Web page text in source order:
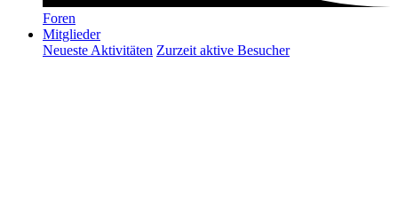
Foren
Mitglieder
Neueste Aktivitäten Zurzeit aktive Besucher